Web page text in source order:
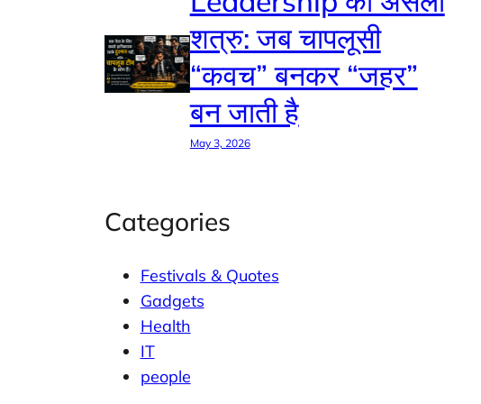
शत्रु: जब चापलूसी
“कवच” बनकर “जहर”
बन जाती है
May 3, 2026
Categories
Festivals & Quotes
Gadgets
Health
IT
people